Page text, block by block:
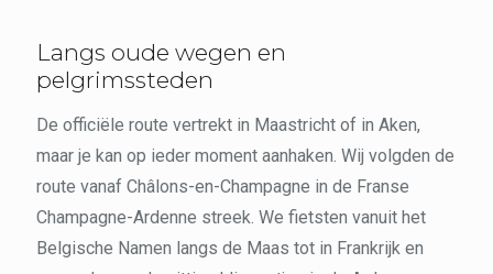
Langs oude wegen en
pelgrimssteden
De officiële route vertrekt in Maastricht of in Aken,
maar je kan op ieder moment aanhaken. Wij volgden de
route vanaf Châlons-en-Champagne in de Franse
Champagne-Ardenne streek. We fietsten vanuit het
Belgische Namen langs de Maas tot in Frankrijk en